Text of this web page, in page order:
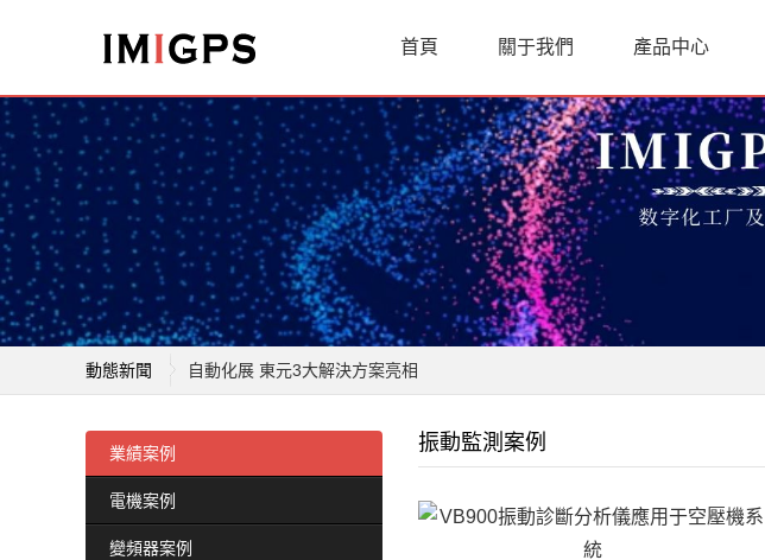
首頁 關于我們 產品中心
動態新聞
自動化展 東元3大解決方案亮相
減排20％提前達標 東元獲臺灣企業永續獎四項殊榮
東元連續第二年入選道瓊永續指數
臺風“煙花”北上將影響山東，工廠避險攻略收好！
業績案例
電機案例
變頻器案例
振動監測案例